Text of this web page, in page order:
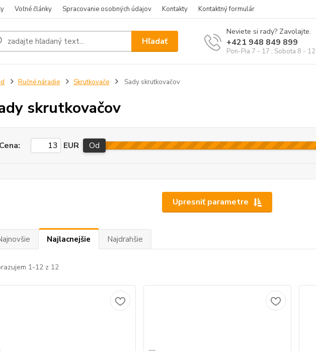
Voľné články Spracovanie osobných údajov Kontakty Kontaktný formulár
Hľadať
Neviete si rady? Zavolajte.
+421 948 849 899
Pon-Pia 7 - 17 ; Sobota 8 - 12
Ručné náradie Skrutkovače Sady skrutkovačov
skrutkovačov
Upresniť parametre
Cena: EUR Od
Najlacnejšie Najdrahšie
1-12 z 12